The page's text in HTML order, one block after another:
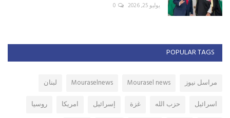
يوليو 25, 2026 0
POPULAR TAGS
مراسل نيوز Mourasel news
Mouraselnews
لبنان
اسرائيل
حزب الله غزة إسرائيل امريكا
روسيا